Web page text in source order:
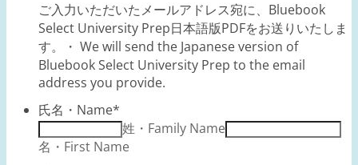
ご入力いただいたメールアドレス宛に、Bluebook
Select University Prep日本語版PDFをお送りいたしま
す。・ We will send the Japanese version of
Bluebook Select University Prep to the email
address you provide.
氏名・Name*
姓・Family Name
名・First Name